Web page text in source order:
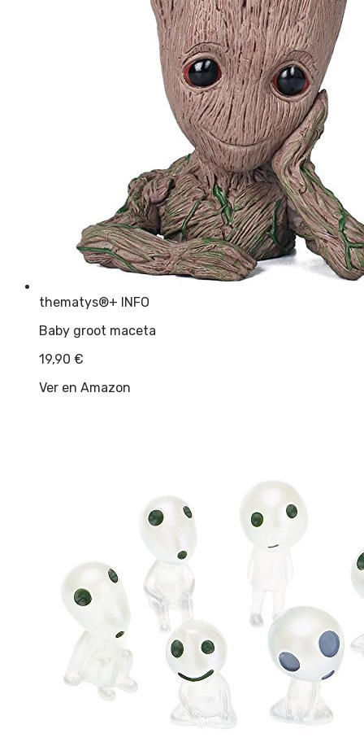
thematys®+ INFO
Baby groot maceta
19,90 €
Ver en Amazon